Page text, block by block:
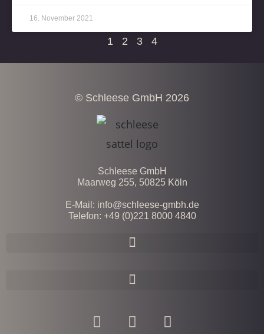
16. November 2021
1 2 3 4
© Schleese GmbH 2026
Schleese GmbH
Maarweg 255, 50825 Köln
E-Mail: info@schleese-gmbh.de
Telefon: +49 (0)221 8000 4840